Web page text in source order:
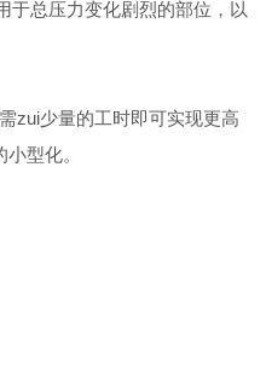
于总压力变化剧烈的部位，以
zui少量的工时即可实现更高
型化。